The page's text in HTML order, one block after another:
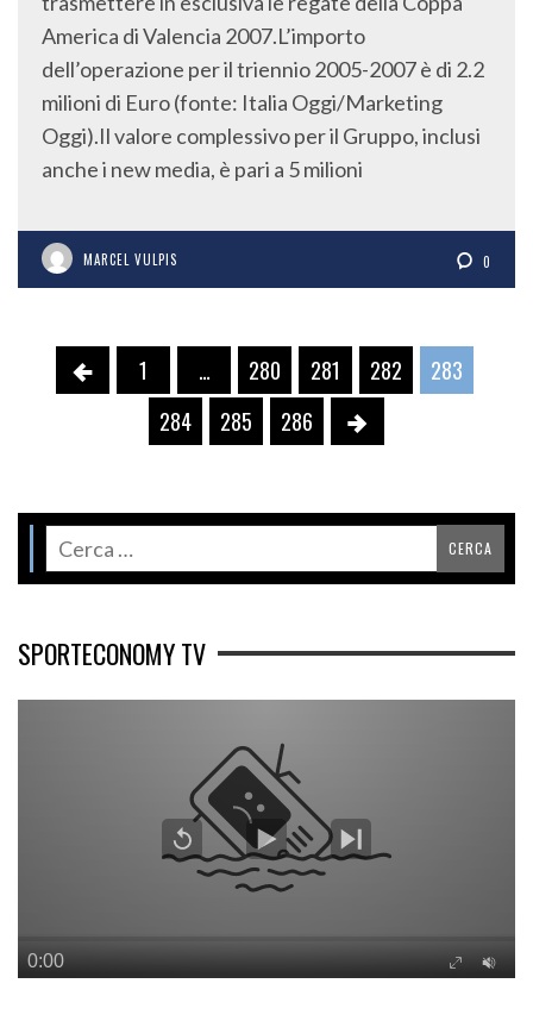
America di Valencia 2007.L’importo
dell’operazione per il triennio 2005-2007 è di 2.2
milioni di Euro (fonte: Italia Oggi/Marketing
Oggi).Il valore complessivo per il Gruppo, inclusi
anche i new media, è pari a 5 milioni
MARCEL VULPIS 0
1 … 280 281 282
283
284
285 286
SPORTECONOMY TV